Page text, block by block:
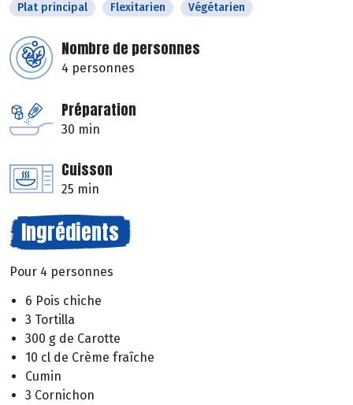
Plat principal Flexitarien Végétarien
Nombre de personnes
4 personnes
Préparation
30 min
Cuisson
25 min
Ingrédients
Pour 4 personnes
6 Pois chiche
3 Tortilla
300 g de Carotte
10 cl de Crème fraîche
Cumin
3 Cornichon